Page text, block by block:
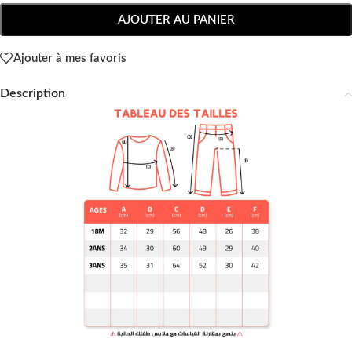
AJOUTER AU PANIER
Ajouter à mes favoris
Description